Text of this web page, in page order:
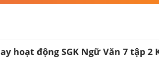
hoạt động SGK Ngữ Văn 7 tập